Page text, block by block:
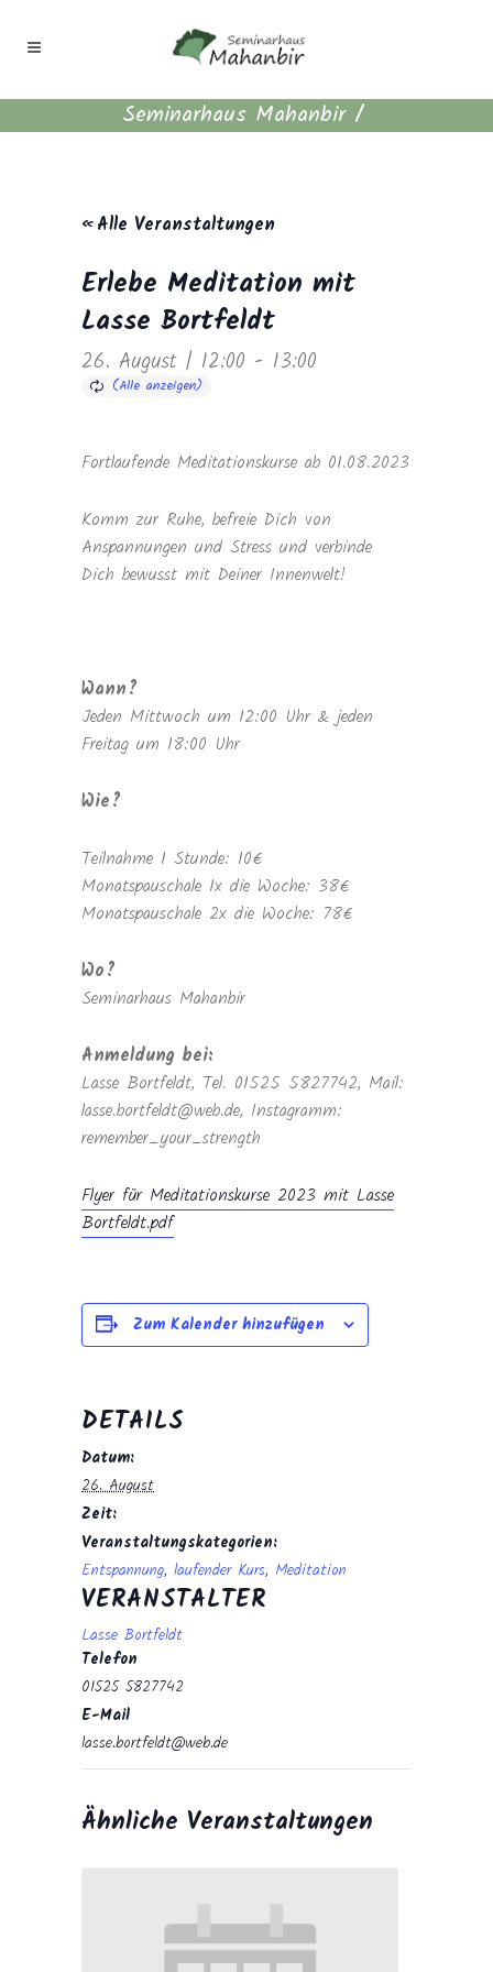
Seminarhaus Mahanbir/
« Alle Veranstaltungen
Erlebe Meditation mit
Lasse Bortfeldt
26. August | 12:00 - 13:00
Fortlaufende Meditationskurse ab 01.08.2023
Komm zur Ruhe, befreie Dich von
Anspannungen und Stress und verbinde
Dich bewusst mit Deiner Innenwelt!
Wann?
Jeden Mittwoch um 12:00 Uhr & jeden
Freitag um 18:00 Uhr
Wie?
Teilnahme 1 Stunde: 10€
Monatspauschale 1x die Woche: 38€
Monatspauschale 2x die Woche: 78€
Wo?
Seminarhaus Mahanbir
Anmeldung bei:
Lasse Bortfeldt, Tel. 01525 5827742, Mail:
lasse.bortfeldt@web.de, Instagramm:
remember_your_strength
Flyer für Meditationskurse 2023 mit Lasse
Bortfeldt.pdf
Zum Kalender hinzufügen
DETAILS
Datum:
26. August
Zeit:
Veranstaltungskategorien:
Entspannung, laufender Kurs, Meditation
VERANSTALTER
Lasse Bortfeldt
Telefon
01525 5827742
E-Mail
lasse.bortfeldt@web.de
Ähnliche Veranstaltungen